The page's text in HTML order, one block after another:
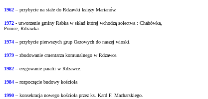
1962 – przybycie na stałe do Rdzawki księży Marianów.
1972 - utworzenie gminy Rabka w skład której wchodzą sołectwa : Chabówka,
Ponice, Rdzawka.
1974 – przybycie pierwszych grup Oazowych do naszej wioski.
1979 – zbudowanie cmentarza komunalnego w Rdzawce.
1982 – erygowanie parafii w Rdzawce.
1984 – rozpoczęcie budowy kościoła
1990 – konsekracja nowego kościoła przez ks. Kard F. Macharskiego.